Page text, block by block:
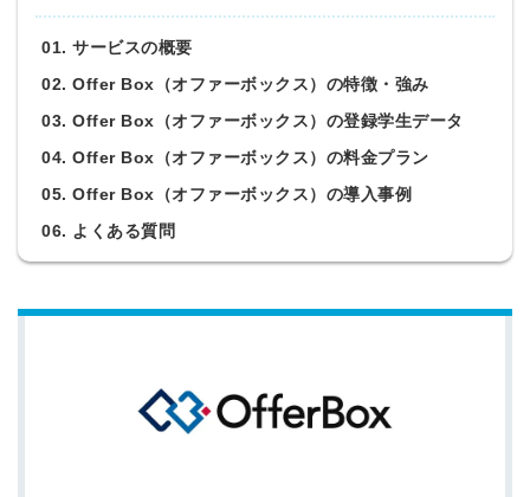
01. サービスの概要
02. Offer Box（オファーボックス）の特徴・強み
03. Offer Box（オファーボックス）の登録学生データ
04. Offer Box（オファーボックス）の料金プラン
05. Offer Box（オファーボックス）の導入事例
06. よくある質問